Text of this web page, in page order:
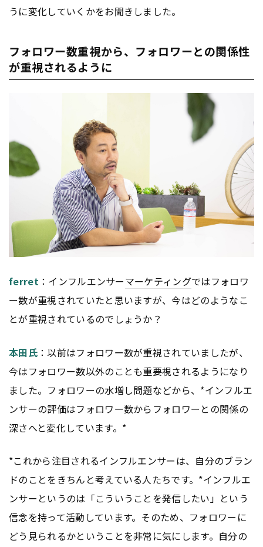
うに変化していくかをお聞きしました。
フォロワー数重視から、フォロワーとの関係性
が重視されるように
ferret ：インフルエンサーマーケティングではフォロワ
ー数が重視されていたと思いますが、今はどのようなこ
とが重視されているのでしょうか？
本田氏：以前はフォロワー数が重視されていましたが、
今はフォロワー数以外のことも重要視されるようになり
ました。フォロワーの水増し問題などから、*インフルエ
ンサーの評価はフォロワー数からフォロワーとの関係の
深さへと変化しています。*
*これから注目されるインフルエンサーは、自分のブラン
ドのことをきちんと考えている人たちです。*インフルエ
ンサーというのは「こういうことを発信したい」という
信念を持って活動しています。そのため、フォロワーに
どう見られるかということを非常に気にします。自分の